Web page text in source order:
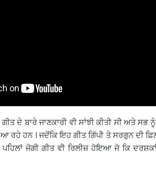
ਦੇ ਬਾਰੇ ਜਾਣਕਾਰੀ ਵੀ ਸਾਂਝੀ ਕੀਤੀ ਸੀ ਅਤੇ
ਹਨ । ਜਦੋਂਕਿ ਇਹ ਗੀਤ ਗਿੱਪੀ ਤੇ ਸਰਗੁਨ ਦੀ
ਪਹਿਲਾਂ ਜੋਗੀ ਗੀਤ ਵੀ ਰਿਲੀਜ਼ ਹੋਇਆ ਜੋ ਕਿ